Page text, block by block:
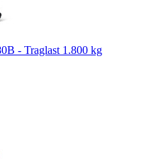
- Traglast 1.800 kg